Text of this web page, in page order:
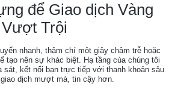
để Giao dịch Vàng
Vượt Trội
nhanh, thậm chí một giây chậm trễ hoặc
tạo nên sự khác biệt. Hạ tầng của chúng tôi
sát, kết nối bạn trực tiếp với thanh khoản sâu
dịch mượt mà, tin cậy hơn.